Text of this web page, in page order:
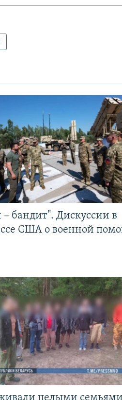
бандит". Дискуссии в
США о военной